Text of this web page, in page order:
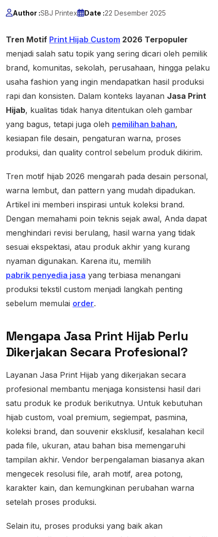
Author :SBJ Printex Date :22 Desember 2025
Tren Motif Print Hijab Custom 2026 Terpopuler
menjadi salah satu topik yang sering dicari oleh pemilik
brand, komunitas, sekolah, perusahaan, hingga pelaku
usaha fashion yang ingin mendapatkan hasil produksi
rapi dan konsisten. Dalam konteks layanan Jasa Print
Hijab, kualitas tidak hanya ditentukan oleh gambar
yang bagus, tetapi juga oleh pemilihan bahan,
kesiapan file desain, pengaturan warna, proses
produksi, dan quality control sebelum produk dikirim.
Tren motif hijab 2026 mengarah pada desain personal,
warna lembut, dan pattern yang mudah dipadukan.
Artikel ini memberi inspirasi untuk koleksi brand.
Dengan memahami poin teknis sejak awal, Anda dapat
menghindari revisi berulang, hasil warna yang tidak
sesuai ekspektasi, atau produk akhir yang kurang
nyaman digunakan. Karena itu, memilih
pabrik penyedia jasa yang terbiasa menangani
produksi tekstil custom menjadi langkah penting
sebelum memulai order.
Mengapa Jasa Print Hijab Perlu
Dikerjakan Secara Profesional?
Layanan Jasa Print Hijab yang dikerjakan secara
profesional membantu menjaga konsistensi hasil dari
satu produk ke produk berikutnya. Untuk kebutuhan
hijab custom, voal premium, segiempat, pasmina,
koleksi brand, dan souvenir eksklusif, kesalahan kecil
pada file, ukuran, atau bahan bisa memengaruhi
tampilan akhir. Vendor berpengalaman biasanya akan
mengecek resolusi file, arah motif, area potong,
karakter kain, dan kemungkinan perubahan warna
setelah proses produksi.
Selain itu, proses produksi yang baik akan